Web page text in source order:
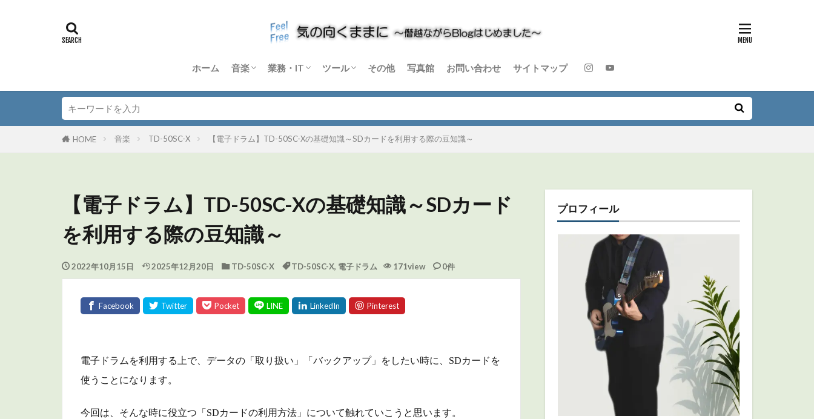
ホーム 音楽
DTM
Dorico
Anagram
Quad Cortex
TD-50SC-X
その他 音楽機材
音楽理論
業務・IT
Windows
Python
その他 業務・IT
ツール
Blender
DaVinci Resolve
Sikuli X
Dify
その他 ソフトウェア
ハードウェア
その他 写真館 お問い合わせ サイトマップ
HOME 音楽 TD-50SC-X 【電子ドラム】TD-50SC-Xの基礎知識～SDカードを利用する際の豆知識～
【電子ドラム】TD-50SC-Xの基礎知識～SDカード
を利用する際の豆知識～
2022年10月15日 2025年12月20日 TD-50SC-X TD-50SC-X, 電子ドラム 171view 0件
電子ドラムを利用する上で、データの「取り扱い」「バックアップ」をしたい時に、SDカードを
使うことになります。
今回は、そんな時に役立つ「SDカードの利用方法」について触れていこうと思います。
プロフィール